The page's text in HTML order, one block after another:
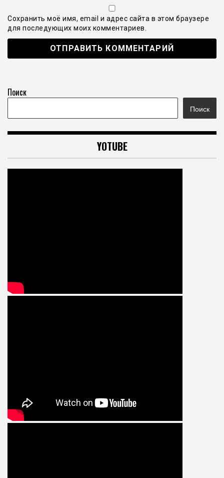
Сохранить моё имя, email и адрес сайта в этом браузере
для последующих моих комментариев.
Поиск
Поиск
YOTUBE